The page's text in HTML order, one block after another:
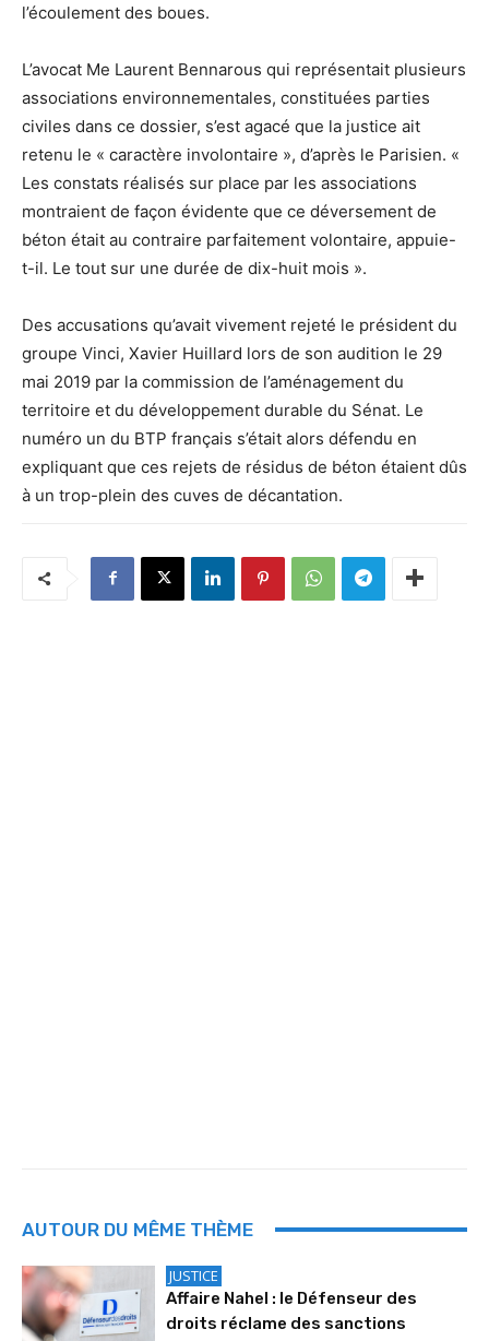
l’écoulement des boues.
L’avocat Me Laurent Bennarous qui représentait plusieurs
associations environnementales, constituées parties
civiles dans ce dossier, s’est agacé que la justice ait
retenu le « caractère involontaire », d’après le Parisien. «
Les constats réalisés sur place par les associations
montraient de façon évidente que ce déversement de
béton était au contraire parfaitement volontaire, appuie-
t-il. Le tout sur une durée de dix-huit mois ».
Des accusations qu’avait vivement rejeté le président du
groupe Vinci, Xavier Huillard lors de son audition le 29
mai 2019 par la commission de l’aménagement du
territoire et du développement durable du Sénat. Le
numéro un du BTP français s’était alors défendu en
expliquant que ces rejets de résidus de béton étaient dûs
à un trop-plein des cuves de décantation.
AUTOUR DU MÊME THÈME
JUSTICE
Affaire Nahel : le Défenseur des
droits réclame des sanctions